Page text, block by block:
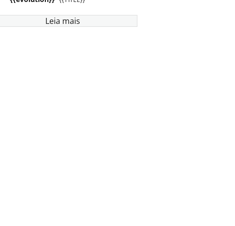
Leia mais